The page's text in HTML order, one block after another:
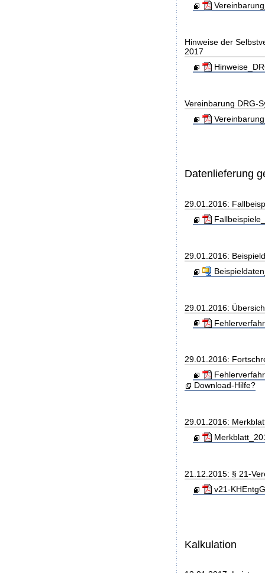
Hinweise der
2017
Vereinbarung DRG-
Datenlieferung
29.01.2016:
29.01.2016:
29.01.2016:
29.01.2016:
Download-Hilfe?
29.01.2016:
21.12.2015: § 21-
v21-
Kalkulation